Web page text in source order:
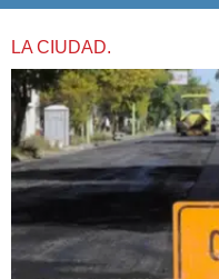
LA CIUDAD.